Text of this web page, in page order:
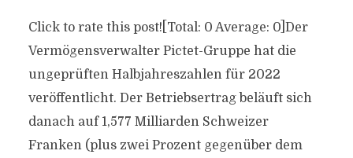
Click to rate this post![Total: 0 Average: 0]Der
Vermögensverwalter Pictet-Gruppe hat die
ungeprüften Halbjahreszahlen für 2022
veröffentlicht. Der Betriebsertrag beläuft sich
danach auf 1,577 Milliarden Schweizer
Franken (plus zwei Prozent gegenüber dem